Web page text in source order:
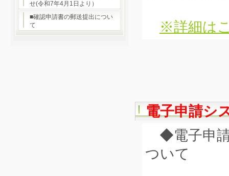
※詳細は
電子申請シ
◆電子申請
ついて
せ(令和7年4月1日より）
■確認申請書の郵送提出につい
て